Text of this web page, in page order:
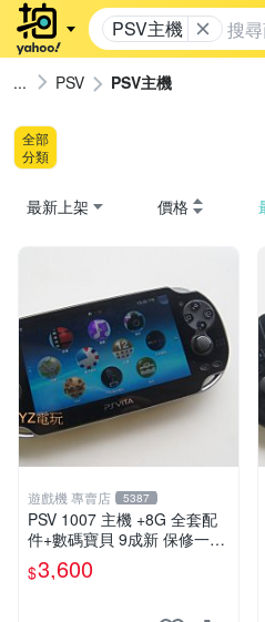
PSV主機
PSV PSV主機
全部
分類
最新上架 價格
遊戲機 專賣店 5387
PSV 1007 主機 +8G 全套配
件+數碼寶貝 9成新 保修一年
品質有保障 psvita
$3,600